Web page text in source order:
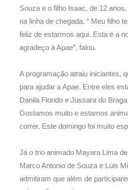
Souza e o filho Isaac, de 12
na linha de chegada. “ Meu filho
feliz de estarmos aqui. Esta é a
agradeço à Apae”, falou.
A programação atraiu iniciantes,
para ajudar a Apae. Entre eles
Danila Florido e Jussara do
Gostamos muito e estamos
correr. Este domingo foi muito
Já o trio animado Mayara Lima
Marco Antonio de Souza e Luis
admitiram que além de